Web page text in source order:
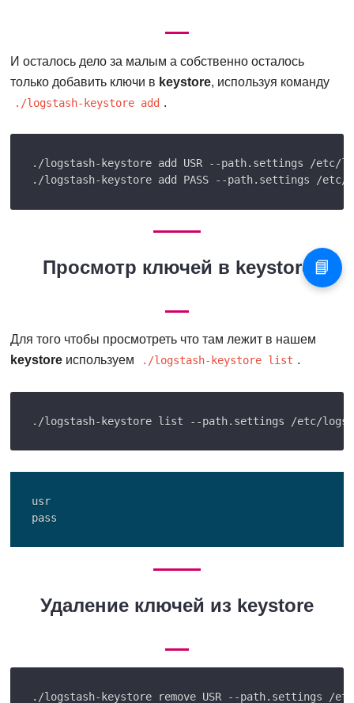
И осталось дело за малым а собственно осталось
только добавить ключи в keystore, используя команду
./logstash-keystore add .
./logstash-keystore add USR --path.settings /etc/
Просмотр ключей в keystore
Для того чтобы просмотреть что там лежит в нашем
keystore используем ./logstash-keystore list .
usr
Удаление ключей из keystore
./logstash-keystore remove USR --path.settings /
📘